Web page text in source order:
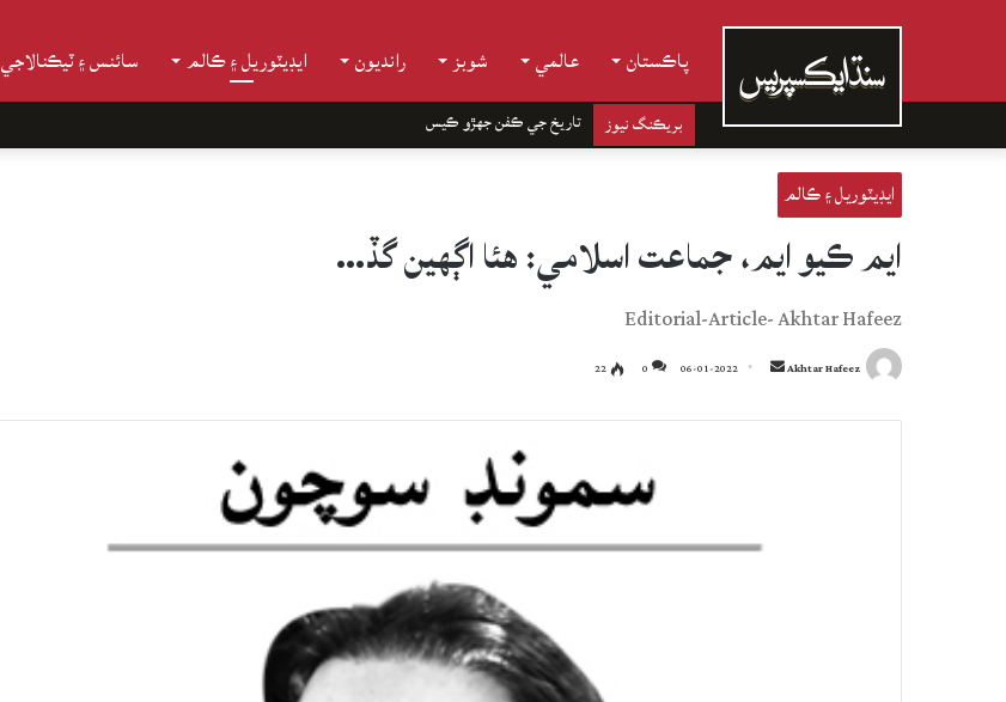
پاڪستان عالمي شوبز رانديون ايڊيٽوريل ۽ ڪالم سائنس ۽ ٽيڪنالاجي
بريڪنگ نيوز تاريخ جي ڪفن جھڙو ڪيس
ايڊيٽوريل ۽ ڪالم
ايم ڪيو ايم، جماعت اسلامي: هئا اڳهين گڏ…
Editorial-Article- Akhtar Hafeez
Akhtar Hafeez
Send
email
06-01-2022
0
22